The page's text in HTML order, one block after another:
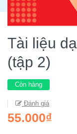
Tài liệu
(tập 2)
Còn hàng
Đánh giá
55.000₫